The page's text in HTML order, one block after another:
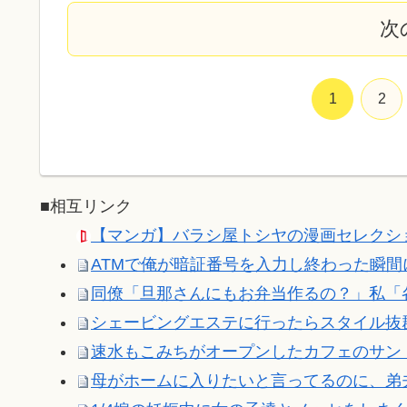
次
1 2
■相互リンク
【マンガ】バラシ屋トシヤの漫画セレクシ
ATMで俺が暗証番号を入力し終わった瞬
同僚「旦那さんにもお弁当作るの？」私
シェービングエステに行ったらスタイル
速水もこみちがオープンしたカフェのサ
母がホームに入りたいと言ってるのに、